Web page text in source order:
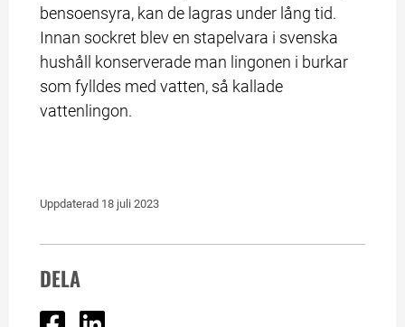
bensoensyra, kan de lagras under lång tid.
Innan sockret blev en stapelvara i svenska
hushåll konserverade man lingonen i burkar
som fylldes med vatten, så kallade
vattenlingon.
Uppdaterad 18 juli 2023
DELA
Dela på Facebook